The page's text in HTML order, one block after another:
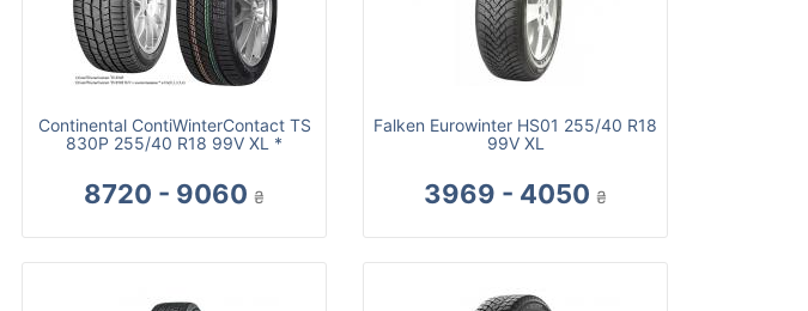
Continental ContiWinterContact TS
830P 255/40 R18 99V XL *
8720 - 9060 ₴
Falken Eurowinter HS01 255/40 R18
99V XL
3969 - 4050 ₴